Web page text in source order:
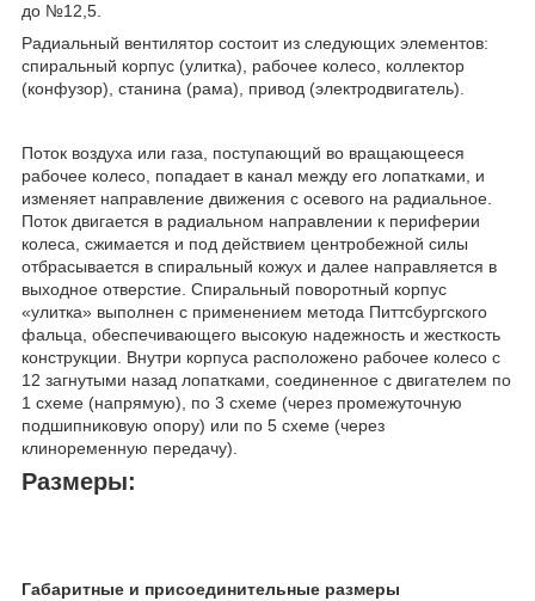
до №12,5.
Радиальный вентилятор состоит из следующих элементов:
спиральный корпус (улитка), рабочее колесо, коллектор
(конфузор), станина (рама), привод (электродвигатель).
Поток воздуха или газа, поступающий во вращающееся
рабочее колесо, попадает в канал между его лопатками, и
изменяет направление движения с осевого на радиальное.
Поток двигается в радиальном направлении к периферии
колеса, сжимается и под действием центробежной силы
отбрасывается в спиральный кожух и далее направляется в
выходное отверстие. Спиральный поворотный корпус
«улитка» выполнен с применением метода Питтсбургского
фальца, обеспечивающего высокую надежность и жесткость
конструкции. Внутри корпуса расположено рабочее колесо с
12 загнутыми назад лопатками, соединенное с двигателем по
1 схеме (напрямую), по 3 схеме (через промежуточную
подшипниковую опору) или по 5 схеме (через
клиноременную передачу).
Размеры:
Габаритные и присоединительные размеры